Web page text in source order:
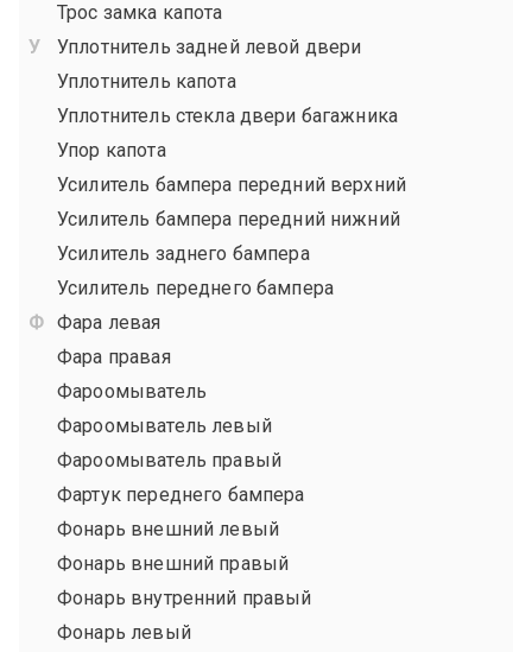
Трос замка капота
Уплотнитель задней левой двери
Уплотнитель капота
Уплотнитель стекла двери багажника
Упор капота
Усилитель бампера передний верхний
Усилитель бампера передний нижний
Усилитель заднего бампера
Усилитель переднего бампера
Фара левая
Фара правая
Фароомыватель
Фароомыватель левый
Фароомыватель правый
Фартук переднего бампера
Фонарь внешний левый
Фонарь внешний правый
Фонарь внутренний правый
Фонарь левый